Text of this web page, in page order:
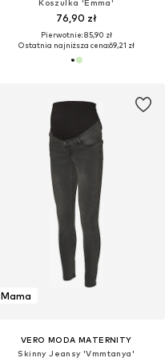
Koszulka 'Emma'
76,90 zł
Pierwotnie: 85,90 zł
Ostatnia najniższa cena:69,21 zł
Mama
VERO MODA MATERNITY
Skinny Jeansy 'Vmmtanya'